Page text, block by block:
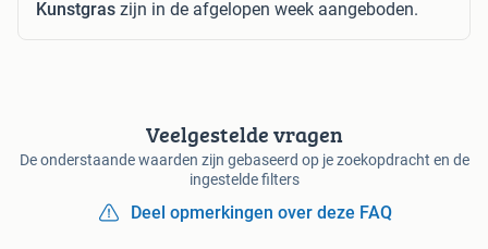
Kunstgras zijn in de afgelopen week aangeboden.
Veelgestelde vragen
De onderstaande waarden zijn gebaseerd op je zoekopdracht en de
ingestelde filters
Deel opmerkingen over deze FAQ